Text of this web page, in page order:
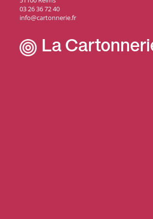
03 26 36 72 40
info@cartonnerie.fr
La